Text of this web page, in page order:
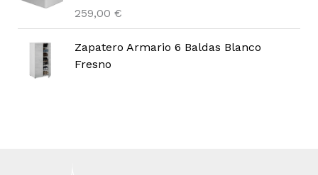
259,00 €
Zapatero Armario 6 Baldas Blanco
Fresno